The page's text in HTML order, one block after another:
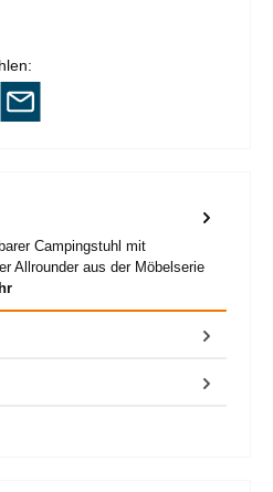
Campingstuhl mit
Allrounder aus der Möbelserie